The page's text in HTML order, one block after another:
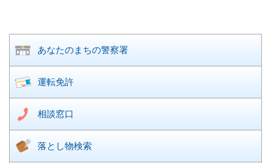
あなたのまちの警察署
運転免許
相談窓口
落とし物検索